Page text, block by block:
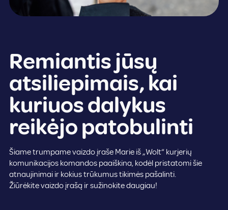
Remiantis jūsų
atsiliepimais, kai
kuriuos dalykus
reikėjo patobulinti
Šiame trumpame vaizdo įraše Marie iš „Wolt“ kurjerių
komunikacijos komandos paaiškina, kodėl pristatomi šie
atnaujinimai ir kokius trūkumus tikimės pašalinti.
Žiūrėkite vaizdo įrašą ir sužinokite daugiau!